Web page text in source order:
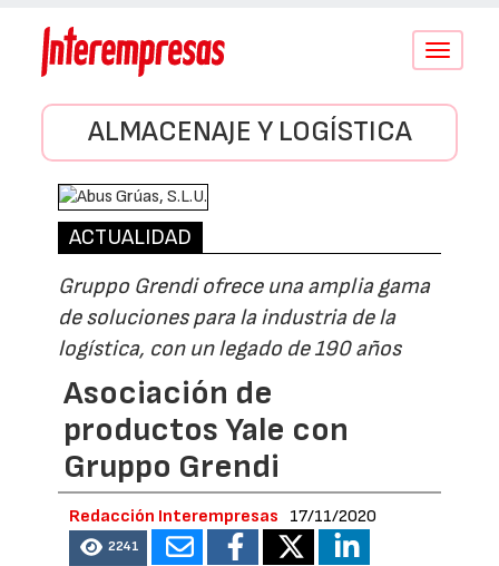
Conmutar
ALMACENAJE Y LOGÍSTICA
ACTUALIDAD
Gruppo Grendi ofrece una amplia gama
de soluciones para la industria de la
logística, con un legado de 190 años
Asociación de
productos Yale con
Gruppo Grendi
Redacción Interempresas 17/11/2020
2241